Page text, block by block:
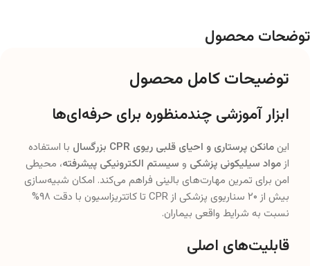
توضحات محصول
توضیحات کامل محصول
ابزار آموزشی چندمنظوره برای حرفه‌ای‌ها
اینمانکن پرستاری و احیای قلبی ریوی CPR بزرگسال
با استفاده
ازمواد سیلیکونی پزشکی و سیستم الکترونیکی پیشرفته، محیطی
امن برای تمرین مهارت‌های بالینی فراهم می‌کند. امکان شبیه‌سازی
بیش از ۲۰ سناریوی پزشکی از CPR تا کاتتریزاسیون با دقت ۹۸%
نسبت به شرایط واقعی بیماران.
قابلیت‌های اصلی